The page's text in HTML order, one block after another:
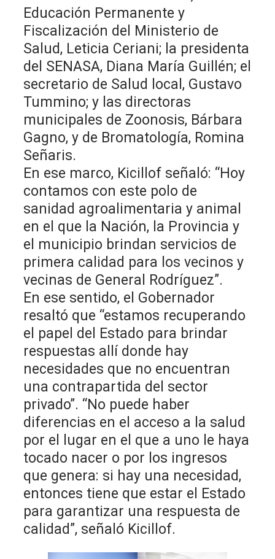
Educación Permanente y
Fiscalización del Ministerio de
Salud, Leticia Ceriani; la presidenta
del SENASA, Diana María Guillén; el
secretario de Salud local, Gustavo
Tummino; y las directoras
municipales de Zoonosis, Bárbara
Gagno, y de Bromatología, Romina
Señaris.
En ese marco, Kicillof señaló: “Hoy
contamos con este polo de
sanidad agroalimentaria y animal
en el que la Nación, la Provincia y
el municipio brindan servicios de
primera calidad para los vecinos y
vecinas de General Rodríguez”.
En ese sentido, el Gobernador
resaltó que “estamos recuperando
el papel del Estado para brindar
respuestas allí donde hay
necesidades que no encuentran
una contrapartida del sector
privado”. “No puede haber
diferencias en el acceso a la salud
por el lugar en el que a uno le haya
tocado nacer o por los ingresos
que genera: si hay una necesidad,
entonces tiene que estar el Estado
para garantizar una respuesta de
calidad”, señaló Kicillof.